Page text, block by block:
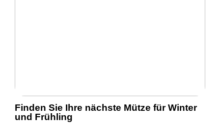
Finden Sie Ihre nächste Mütze für Winter
und Frühling